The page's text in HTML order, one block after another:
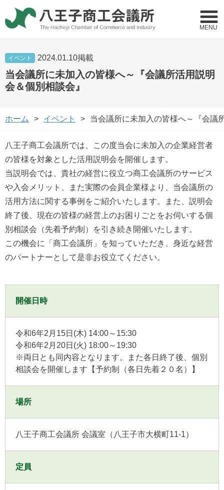
MENU
イベント 2024.01.10掲載
当会議所に未加入の皆様へ～『会議所活用説明
会＆個別相談会』
ホーム イベント 当会議所に未加入の皆様へ～『会議
八王子商工会議所では、この度当会に未加入の企業経営者
の皆様を対象とした活用説明会を開催します。
当説明会では、貴社の経営に役立つ商工会議所のサービス
や入会メリット、また実際の会員企業様より、当会議所の
活用方法に関する事例をご紹介いたします。また、説明会
終了後、現在の皆様の経営上のお困りごとをお伺いする個
別相談会（先着予約制）を引き続き開催いたします。
この機会に「商工会議所」を知っていただき、身近な経営
のパートナーとして是非お役立てください。
開催日時
令和6年2月15日(木) 14:00～15:30
令和6年2月20日(火) 18:00～19:30
※両日とも同内容となります。また各日終了後、個別
相談会を開催します【予約制（各日先着２０名）】
場所
八王子商工会議所 会議室（八王子市大横町11-1）
定員